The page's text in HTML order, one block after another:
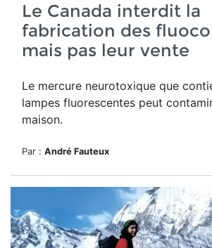
Le Canada interdit la
fabrication des
mais pas leur vente
Le mercure neurotoxique que
lampes fluorescentes peut
maison.
Par : André Fauteux